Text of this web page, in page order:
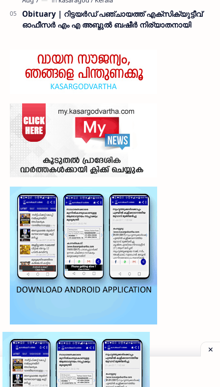
Obituary | റിട്ടയർഡ് പഞ്ചായത്ത് എക്സിക്യുട്ടീവ്
ഓഫീസർ എം എ അബ്ദുൽ ബഷീർ നിര്യാതനായി